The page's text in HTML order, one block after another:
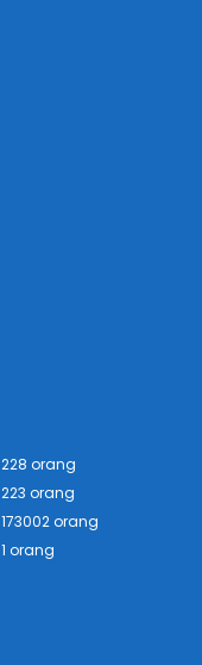
228 orang
223 orang
173002 orang
1 orang